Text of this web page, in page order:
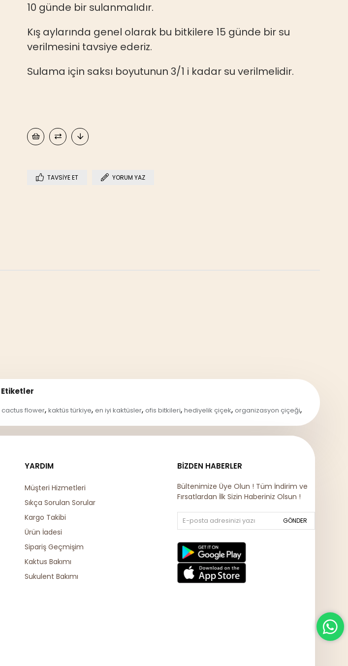
10 günde bir sulanmalıdır.
Kış aylarında genel olarak bu bitkilere 15 günde bir su
verilmesini tavsiye ederiz.
Sulama için saksı boyutunun 3/1 i kadar su verilmelidir.
TAVSIYE ET YORUM YAZ
Etiketler
cactus flower, kaktüs türkiye, en iyi kaktüsler, ofis bitkileri, hediyelik çiçek, organizasyon çiçeği,
YARDIM
Müşteri Hizmetleri
Sıkça Sorulan Sorular
Kargo Takibi
Ürün İadesi
Sipariş Geçmişim
Kaktus Bakımı
Sukulent Bakımı
BIZDEN HABERLER
Bültenimize Üye Olun ! Tüm İndirim ve
Fırsatlardan İlk Sizin Haberiniz Olsun !
GÖNDER